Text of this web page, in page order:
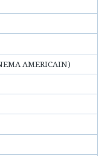
AMERICAIN)